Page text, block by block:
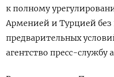
к полному
Арменией и Турцией без
предварительных
агентство пресс-службу